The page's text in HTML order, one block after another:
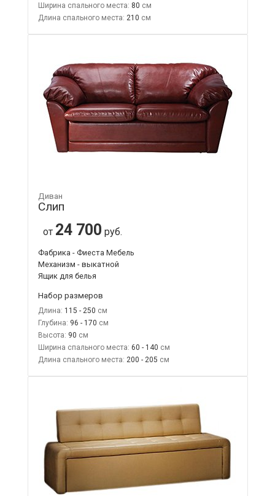
Ширина спального места: 80
Длина спального места: 210
Диван
Слип
от 24 700 руб.
Фабрика - Фиеста Мебель
Механизм - выкатной
Ящик для белья
Набор размеров
Длина: 115 - 250
Глубина: 96 - 170
Высота: 90
Ширина спального места: 60 - 140
Длина спального места: 200 - 205